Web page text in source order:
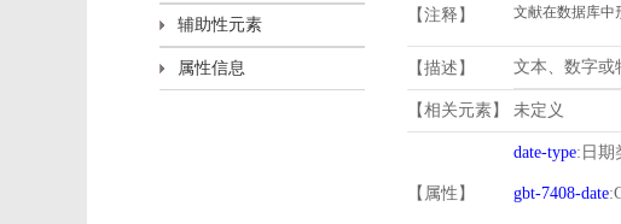
辅助性元素
属性信息
【注释】
【描述】 文本、数字或
【相关元素】 未定义
【属性】
date-type:日期
gbt-7408-date